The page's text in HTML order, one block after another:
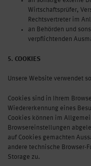
Wirtschaftsprüfer,
Rechtsvertreter im
an Behörden und
verpflichtenden
5. COOKIES
Unsere Website verwendet
Cookies sind in Ihrem
Wiedererkennung eines
Cookies können im
Browsereinstellungen
auf Cookies gemachten
andere technische Browser-
Storage zu.